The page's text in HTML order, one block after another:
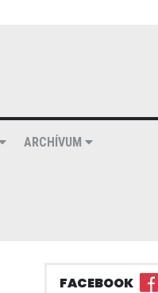
ARCHÍVUM
FACEBOOK